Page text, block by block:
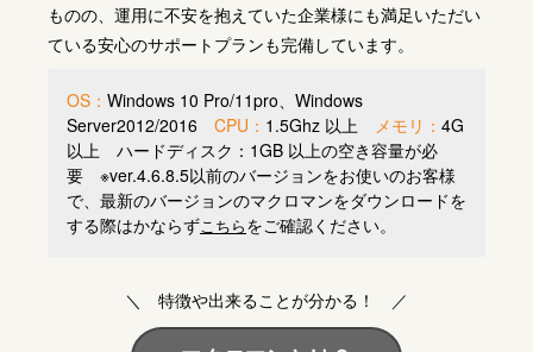
ものの、 運用に不安を抱えていた企業様にも満足いただい
ている安心のサポートプランも完備しています。
OS： Windows 10 Pro/11pro、Windows
Server2012/2016 CPU： 1.5Ghz 以上 メモリ： 4G
以上 ハードディスク： 1GB 以上の空き容量が必
要 ※ver.4.6.8.5以前のバージョンをお使いのお客様
で、最新のバージョンのマクロマンをダウンロードを
する際はかならずこちらをご確認く ださい。
＼ 特徴や出来ることが分かる ！ ／